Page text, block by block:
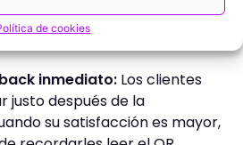
de cookiessignificativamente la
recibidas.
inmediato: Los clientes
justo después de la
su satisfacción es mayor,